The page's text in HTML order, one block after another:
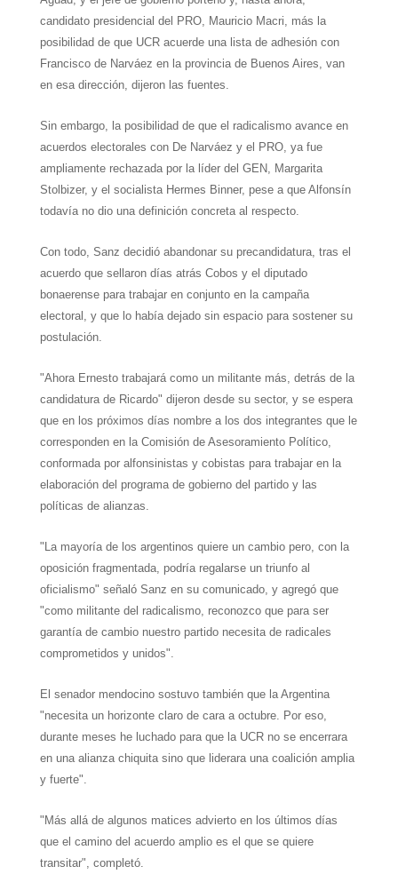
candidato presidencial del PRO, Mauricio Macri, más la
posibilidad de que UCR acuerde una lista de adhesión con
Francisco de Narváez en la provincia de Buenos Aires, van
en esa dirección, dijeron las fuentes.
Sin embargo, la posibilidad de que el radicalismo avance en
acuerdos electorales con De Narváez y el PRO, ya fue
ampliamente rechazada por la líder del GEN, Margarita
Stolbizer, y el socialista Hermes Binner, pese a que Alfonsín
todavía no dio una definición concreta al respecto.
Con todo, Sanz decidió abandonar su precandidatura, tras el
acuerdo que sellaron días atrás Cobos y el diputado
bonaerense para trabajar en conjunto en la campaña
electoral, y que lo había dejado sin espacio para sostener su
postulación.
"Ahora Ernesto trabajará como un militante más, detrás de la
candidatura de Ricardo" dijeron desde su sector, y se espera
que en los próximos días nombre a los dos integrantes que le
corresponden en la Comisiónde Asesoramiento Político,
conformada por alfonsinistas y cobistas para trabajar en la
elaboración del programa de gobierno del partido y las
políticas de alianzas.
"La mayoría de los argentinos quiere un cambio pero, con la
oposición fragmentada, podría regalarse un triunfo al
oficialismo" señaló Sanz en su comunicado, y agregó que
"como militante del radicalismo, reconozco que para ser
garantía de cambio nuestro partido necesita de radicales
comprometidos y unidos".
El senador mendocino sostuvo también que la Argentina
"necesita un horizonte claro de cara a octubre. Por eso,
durante meses he luchado para que la UCRno se encerrara
en una alianza chiquita sino que liderara una coalición amplia
y fuerte".
"Más allá de algunos matices advierto en los últimos días
que el camino del acuerdo amplio es el que se quiere
transitar", completó.